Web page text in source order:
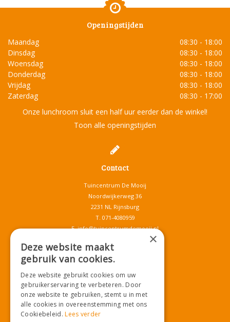
Openingstijden
Maandag
08:30 - 18:00
Dinsdag
08:30 - 18:00
Woensdag
08:30 - 18:00
Donderdag
08:30 - 18:00
Vrijdag
08:30 - 18:00
Zaterdag
08:30 - 17:00
Onze lunchroom sluit een half uur eerder dan de winkel!
Toon alle openingstijden
Contact
Tuincentrum De Mooij
Noordwijkerweg 36
2231 NL Rijnsburg
T. 071-4080959
E.info@tuincentrumdemooij.nl
Download onze App!
×
Deze website maakt
gebruik van cookies.
Deze website gebruikt cookies om uw
gebruikerservaring te verbeteren. Door
onze website te gebruiken, stemt u in met
alle cookies in overeenstemming met ons
Cookiebeleid.Lees verder